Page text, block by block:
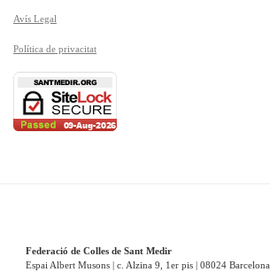
Avís Legal
Política de privacitat
Federació de Colles de Sant Medir
Espai Albert Musons | c. Alzina 9, 1er pis | 08024 Barcelona